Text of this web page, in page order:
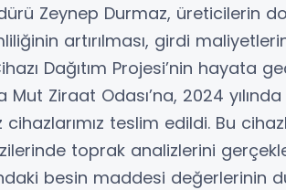
Zeynep Durmaz, üreticilerin
artırılması, girdi
Dağıtım Projesi’nin hayata
Mut Ziraat Odası’na, 2024
teslim edildi. Bu
toprak analizlerini
besin maddesi değerlerinin